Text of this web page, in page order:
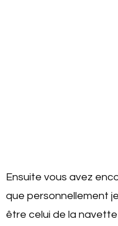
Ensuite vous avez
que personnellement
être celui de la